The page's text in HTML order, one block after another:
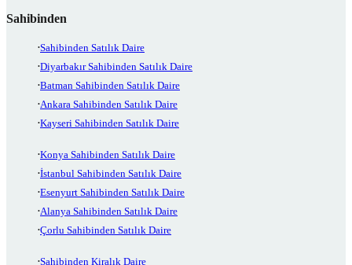
Sahibinden
Sahibinden Satılık Daire
Diyarbakır Sahibinden Satılık Daire
Batman Sahibinden Satılık Daire
Ankara Sahibinden Satılık Daire
Kayseri Sahibinden Satılık Daire
Konya Sahibinden Satılık Daire
İstanbul Sahibinden Satılık Daire
Esenyurt Sahibinden Satılık Daire
Alanya Sahibinden Satılık Daire
Çorlu Sahibinden Satılık Daire
Sahibinden Kiralık Daire